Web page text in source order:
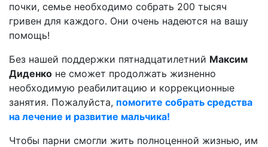
почки, семье необходимо собрать 200 тысяч
гривен для каждого. Они очень надеются на вашу
помощь!
Без нашей поддержки пятнадцатилетний Максим
Диденко не сможет продолжать жизненно
необходимую реабилитацию и коррекционные
занятия. Пожалуйста, помогите собрать средства
на лечение и развитие мальчика!
Чтобы парни смогли жить полноценной жизнью, им